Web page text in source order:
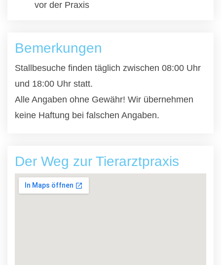
vor der Praxis
Bemerkungen
Stallbesuche finden täglich zwischen 08:00 Uhr
und 18:00 Uhr statt.
Alle Angaben ohne Gewähr! Wir übernehmen
keine Haftung bei falschen Angaben.
Der Weg zur Tierarztpraxis